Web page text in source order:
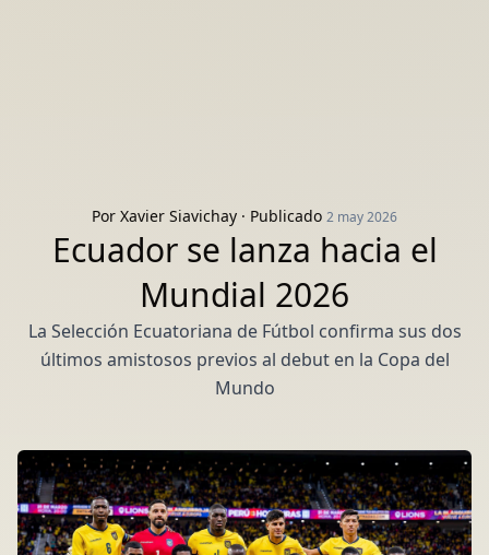
Por Xavier Siavichay · Publicado 2 may 2026
Ecuador se lanza hacia el
Mundial 2026
La Selección Ecuatoriana de Fútbol confirma sus dos
últimos amistosos previos al debut en la Copa del
Mundo